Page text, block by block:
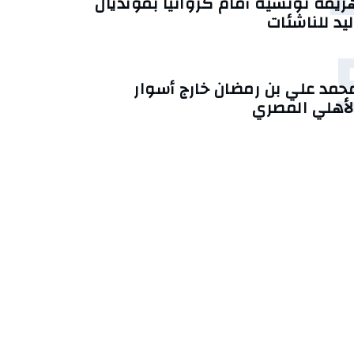
للناشئات
علي بن رمضان خارج أسوار
المصري